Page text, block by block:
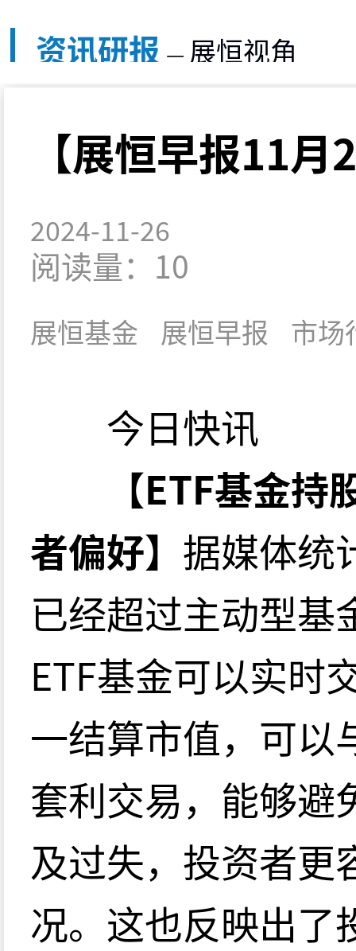
资讯研报 — 展恒视角
【展恒早报11
2024-11-26
阅读量：10
展恒基金 展恒早报 市场
今日快讯
【ETF基金
者偏好】 据媒体统
已经超过主动型基
ETF基金可以实时
一结算市值，可以
套利交易，能够避
及过失，投资者更
况。这也反映出了